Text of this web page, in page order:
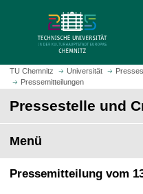
m
H
t
s
i
e
a
u
TU Chemnitz Universität
Pressemitteilungen
Pressestelle und
Menü
Pressemitteilung vom